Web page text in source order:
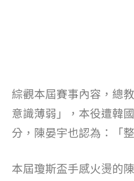
綜觀本屆賽事內容，總
意識薄弱」，本役遭韓
分，陳晏宇也認為：「
本屆瓊斯盃手感火燙的